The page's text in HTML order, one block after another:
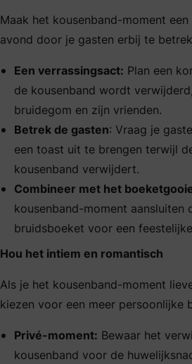
Maak het kousenband-moment
avond door je gasten erbij te
Een verrassingsact: Plan een
de kousenband wordt
bruidegom en zijn vrienden.
Betrek de gasten: Vraag je
een toast uit te brengen terwijl
kousenband verwijdert.
Combineer met het
kousenband-moment aansluiten
bruidsboeket voor een
Hou het intiem en romantisch
Als je het kousenband-moment
kiezen voor een meer persoonlijke
Privé-moment: Bewaar het
kousenband voor de